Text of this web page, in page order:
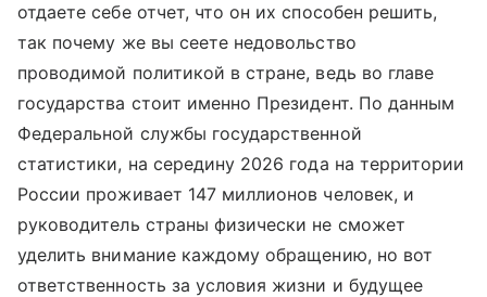
отдаете себе отчет, что он их способен решить,
так почему же вы сеете недовольство
проводимой политикой в стране, ведь во главе
государства стоит именно Президент. По данным
Федеральной службы государственной
статистики, на середину 2026 года на территории
России проживает 147 миллионов человек, и
руководитель страны физически не сможет
уделить внимание каждому обращению, но вот
ответственность за условия жизни и будущее